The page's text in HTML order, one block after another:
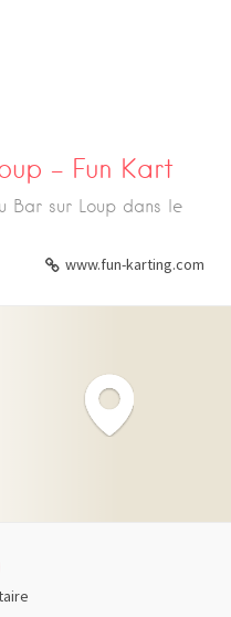
– Fun Kart
sur Loup dans le
www.fun-karting.com